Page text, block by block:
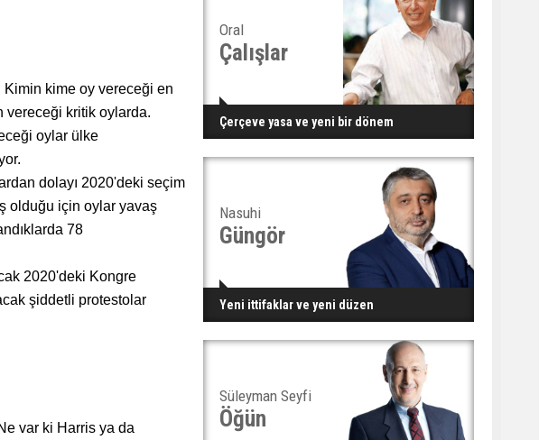
Kimin kime oy vereceği en
vereceği kritik oylarda.
oylar ülke
dolayı 2020'deki seçim
olduğu için oylar yavaş
78
2020'deki Kongre
şiddetli protestolar
var ki Harris ya da
Oral
Çalışlar
Çerçeve yasa ve yeni bir dönem
Nasuhi
Güngör
Yeni ittifaklar ve yeni düzen
Süleyman Seyfi
Öğün